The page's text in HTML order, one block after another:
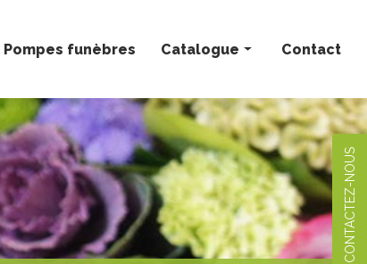
CONTACTEZ-NOUS
Pompes funèbres Catalogue
Bouquets personnalisés
Compositions florales
Deuil
Mariage
Plantes
Contact